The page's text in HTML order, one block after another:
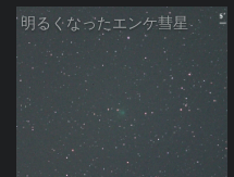
明るくなったエンケ彗星